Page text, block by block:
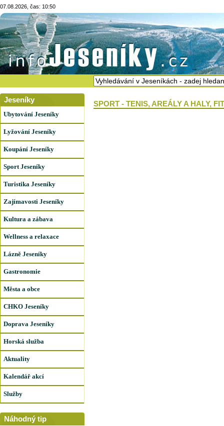
07.08.2026, čas: 10:50
Jeseníky
Ubytování Jeseníky
Lyžování Jeseníky
Koupání Jeseníky
Sport Jeseníky
Turistika Jeseníky
Zajímavosti Jeseníky
Kultura a zábava
Wellness a relaxace
Lázně Jeseníky
Gastronomie
Města a obce
CHKO Jeseníky
Doprava Jeseníky
Horská služba
Aktuality
Kalendář akcí
Služby
Náhodný tip
SPORT - TENIS, AREÁLY A HALY,